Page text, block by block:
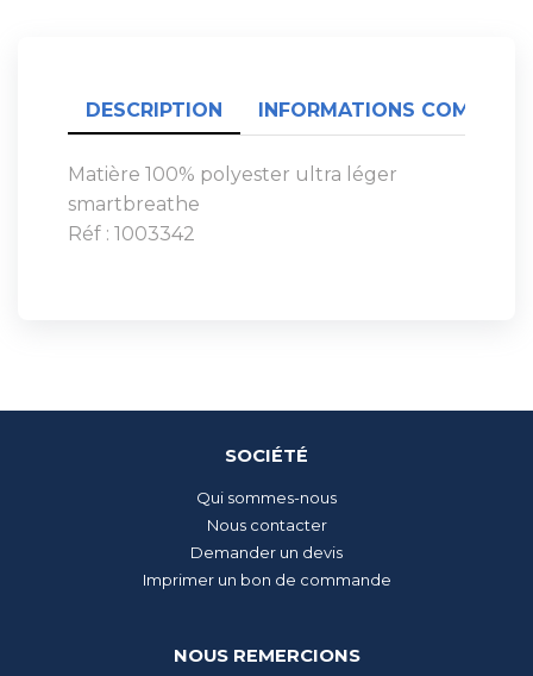
DESCRIPTION INFORMATIONS
Matière 100% polyester ultra léger
smartbreathe
Réf : 1003342
SOCIÉTÉ
Qui sommes-nous
Nous contacter
Demander un devis
Imprimer un bon de commande
NOUS REMERCIONS